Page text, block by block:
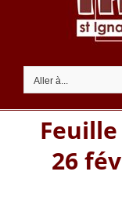
Aller à...
26